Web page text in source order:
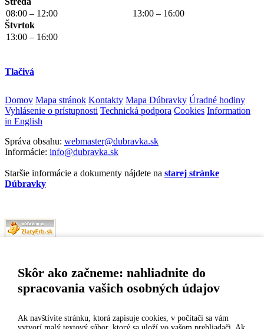
Skôr ako začneme: nahliadnite do
spracovania vašich osobných údajov
Ak navštívite stránku, ktorá zapisuje cookies, v počítači sa vám
08:00 – 12:00
13:00 – 16:00
Štvrtok
13:00 – 16:00
Tlačivá
Domov Mapa stránok Kontakty Mapa Dúbravky Úradné hodiny
Vyhlásenie o prístupnosti Technická podpora Cookies Information
in English
Správa obsahu: webmaster@dubravka.sk
Informácie: info@dubravka.sk
Staršie informácie a dokumenty nájdete na starej stránke
Dúbravky
MESTSKÁ ČASŤ BRATISLAVA-DÚBRAVKA